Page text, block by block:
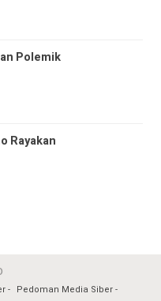
Polemik
Rayakan
Pedoman Media Siber